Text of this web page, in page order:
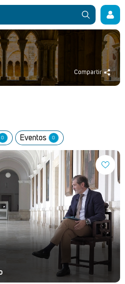
Compartir
0 Eventos 0